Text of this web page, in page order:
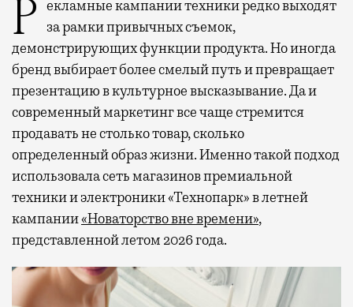
Рекламные кампании техники редко выходят
за рамки привычных съемок,
демонстрирующих функции продукта. Но иногда
бренд выбирает более смелый путь и превращает
презентацию в культурное высказывание. Да и
современный маркетинг все чаще стремится
продавать не столько товар, сколько
определенный образ жизни. Именно такой подход
использовала сеть магазинов премиальной
техники и электроники «Технопарк» в летней
кампании«Новаторство вне времени»,
представленной летом 2026 года.